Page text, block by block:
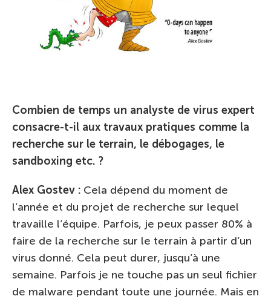
Combien de temps un analyste de virus expert
consacre-t-il aux travaux pratiques comme la
recherche sur le terrain, le débogages, le
sandboxing etc. ?
Alex Gostev : Cela dépend du moment de
l’année et du projet de recherche sur lequel
travaille l’équipe. Parfois, je peux passer 80% à
faire de la recherche sur le terrain à partir d’un
virus donné. Cela peut durer, jusqu’à une
semaine. Parfois je ne touche pas un seul fichier
de malware pendant toute une journée. Mais en